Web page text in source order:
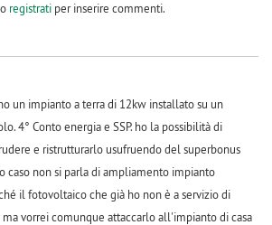
registratiper inserire commenti.
un impianto a terra di 12kw installato su un
4° Conto energia e SSP. ho la possibilità di
e ristrutturarlo usufruendo del superbonus
caso non si parla di ampliamento impianto
il fotovoltaico che già ho non è a servizio di
ma vorrei comunque attaccarlo all'impianto di casa